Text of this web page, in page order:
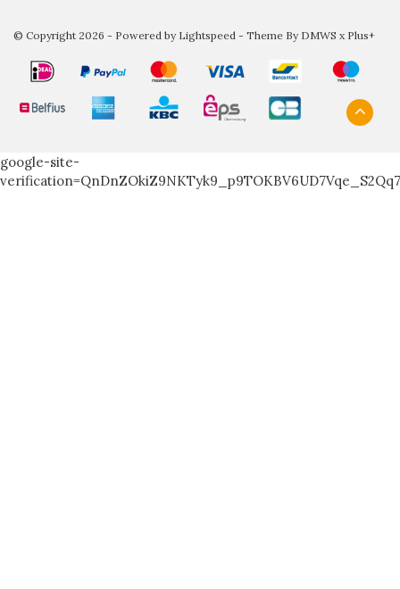
© Copyright 2026 - Powered by Lightspeed - Theme By DMWS x Plus+
google-site-